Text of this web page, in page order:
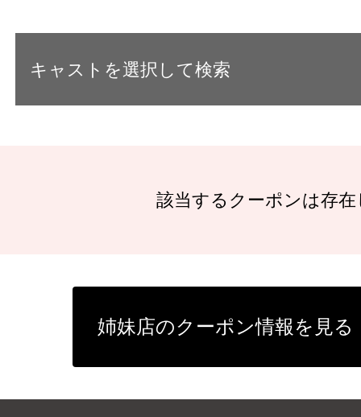
キャストを選択して検索
該当するクーポンは存
姉妹店のクーポン情報を見る